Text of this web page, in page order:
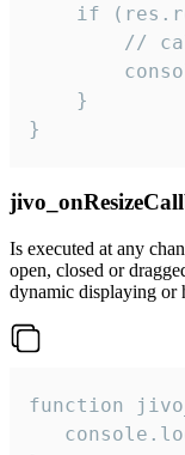
if
//
    }
}
Is executed at any
open, closed or
dynamic displaying or
function